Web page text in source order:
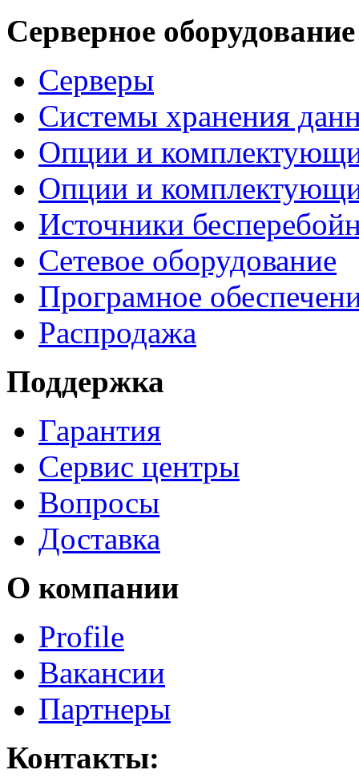
Серверное оборудование
Серверы
Системы хранения
Опции и
Опции и
Источники
Сетевое оборудование
Програмное
Распродажа
Поддержка
Гарантия
Сервис центры
Вопросы
Доставка
О компании
Profile
Вакансии
Партнеры
Контакты: